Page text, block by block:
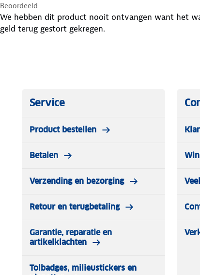
Beoordeeld
We hebben dit product nooit ontvangen want het
geld terug gestort gekregen.
Service
Product bestellen
Betalen
Verzending en bezorging
Retour en terugbetaling
Garantie, reparatie en
artikelklachten
Tolbadges, milieustickers en